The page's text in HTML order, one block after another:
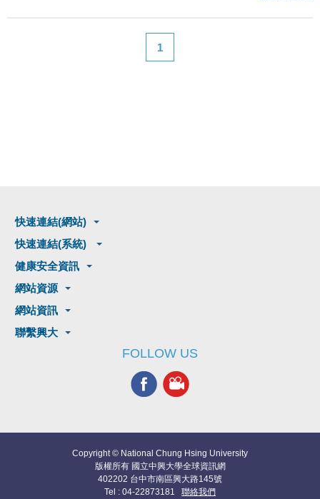
1
快速連結(網站)
快速連結(系統)
健康安全資訊
網站資源
網站資訊
聯繫興大
FOLLOW US
Copyright © National Chung Hsing University
版權所有 國立中興大學全球資訊網
402202 台中市南區興大路145號
Tel : 04-22873181 聯絡我們